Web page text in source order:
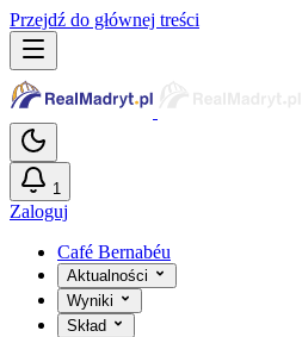
Przejdź do głównej treści
1
Zaloguj
Café Bernabéu
Aktualności
Wyniki
Skład